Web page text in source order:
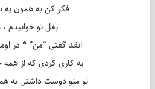
فکر کن به همون یه
بغل تو خوابیدم ،
انقد گفتی “من” * در
یه کاری کردی که از همه
تو منو دوست داشتی به